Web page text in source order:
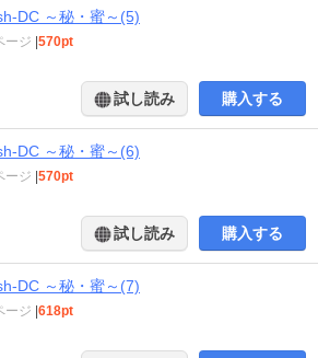
DC ～秘・蜜～(5)
ージ 570pt
試し読み 購入する
DC ～秘・蜜～(6)
ージ 570pt
試し読み 購入する
DC ～秘・蜜～(7)
ージ 618pt